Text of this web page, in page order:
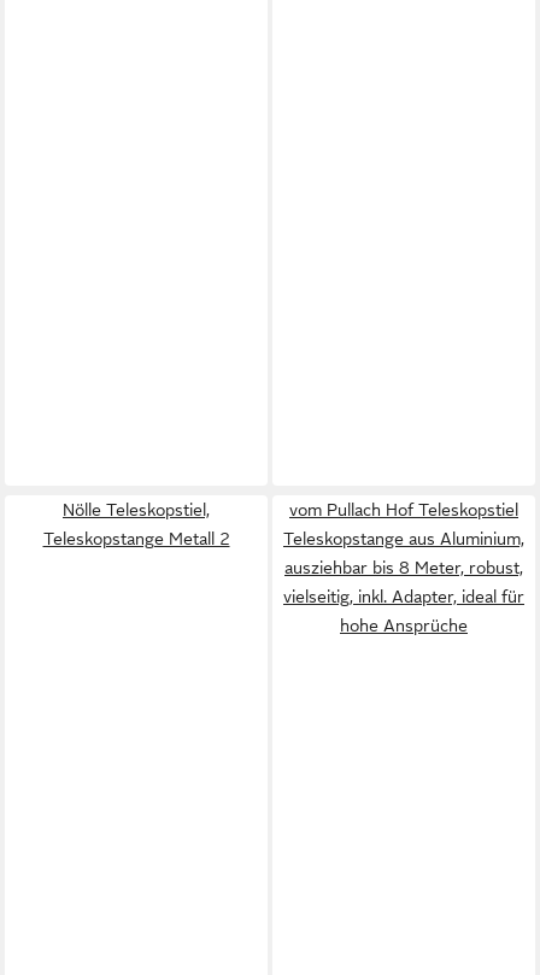
Nölle Teleskopstiel,
Teleskopstange Metall 2
vom Pullach Hof Teleskopstiel
Teleskopstange aus Aluminium,
ausziehbar bis 8 Meter, robust,
vielseitig, inkl. Adapter, ideal für
hohe Ansprüche